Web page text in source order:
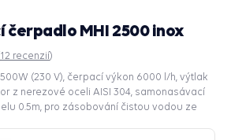
čerpadlo MHI 2500 inox
12 recenzií)
(230 V), čerpací výkon 6000 l/h, výtlak
z nerezové oceli AISI 304, samonasávací
0.5m, pro zásobování čistou vodou ze